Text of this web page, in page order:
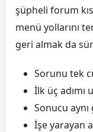
şüpheli forum
menü yollarını
geri almak da
Sorunu tek
İlk üç adımı
Sonucu
İşe yarayan